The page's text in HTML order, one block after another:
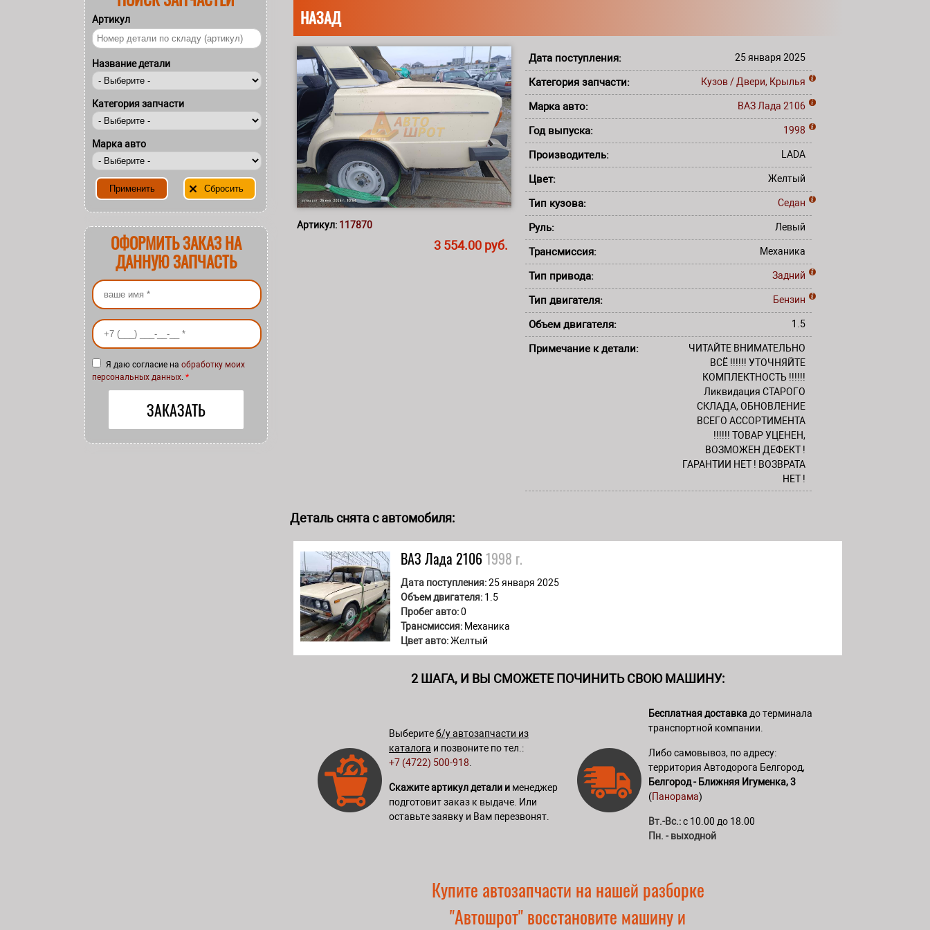
НАЗАД
Артикул: 117870
3 554.00 руб.
Дата поступления: 25 января 2025
Категория запчасти: Кузов / Двери, Крылья
Марка авто: ВАЗ Лада 2106
Год выпуска: 1998
Производитель: LADA
Цвет: Желтый
Тип кузова: Седан
Руль: Левый
Трансмиссия: Механика
Тип привода: Задний
Тип двигателя: Бензин
Объем двигателя: 1.5
Примечание к детали:
ЧИТАЙТЕ ВНИМАТЕЛЬНО
ВСЁ !!!!!! УТОЧНЯЙТЕ
КОМПЛЕКТНОСТЬ !!!!!!
Ликвидация СТАРОГО
СКЛАДА, ОБНОВЛЕНИЕ
ВСЕГО АССОРТИМЕНТА
!!!!!! ТОВАР УЦЕНЕН,
ВОЗМОЖЕН ДЕФЕКТ !
ГАРАНТИИ НЕТ ! ВОЗВРАТА
НЕТ !
Деталь снята с автомобиля:
ВАЗ Лада 21061998 г.
Дата поступления:25 января 2025
Объем двигателя: 1.5
Пробег авто:0
Трансмиссия: Механика
Цвет авто:Желтый
2 ШАГА, И ВЫ СМОЖЕТЕ ПОЧИНИТЬ СВОЮ МАШИНУ:
Выберитеб/у автозапчасти из
каталога и позвоните по тел.:
+7 (4722) 500-918
Скажите артикул детали и менеджер
подготовит заказ к выдаче. Или
оставьте заявку и Вам перезвонят.
Бесплатная доставка до терминала
транспортной компании.
Либо самовывоз, по адресу:
территория Автодорога Белгород,
Белгород - Ближняя Игуменка, 3
(Панорама)
Вт.-Вс.:с 10.00 до 18.00
Пн. - выходной
Купите автозапчасти на нашей разборке
"Автошрот" восстановите машину и
Артикул
Название детали
Категория запчасти
Марка авто
ОФОРМИТЬ ЗАКАЗ НА
ДАННУЮ ЗАПЧАСТЬ
Ваше имя
Ваш номер телефона
Я даю согласие на обработку моих
персональных данных. *